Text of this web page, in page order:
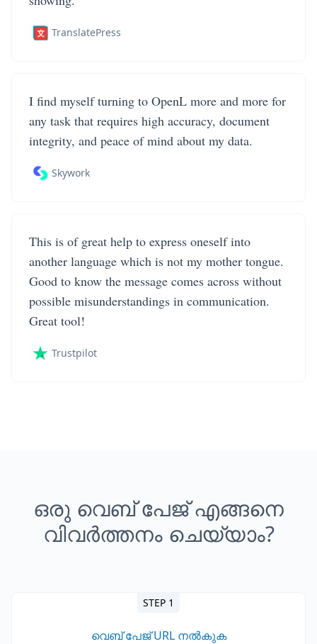
TranslatePress
I find myself turning to OpenL more and more for
any task that requires high accuracy, document
integrity, and peace of mind about my data.
Skywork
This is of great help to express oneself into
another language which is not my mother tongue.
Good to know the message comes across without
possible misunderstandings in communication.
Great tool!
Trustpilot
ഒരു വെബ് പേജ് എങ്ങനെ
വിവർത്തനം ചെയ്യാം?
STEP 1
വെബ് പേജ് URL നൽകുക